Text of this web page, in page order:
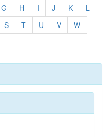
G H I J K
L
S T U V
W